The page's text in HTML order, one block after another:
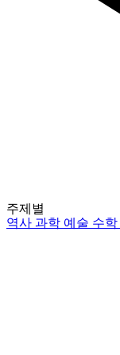
주제별
역사과학 예술 수학